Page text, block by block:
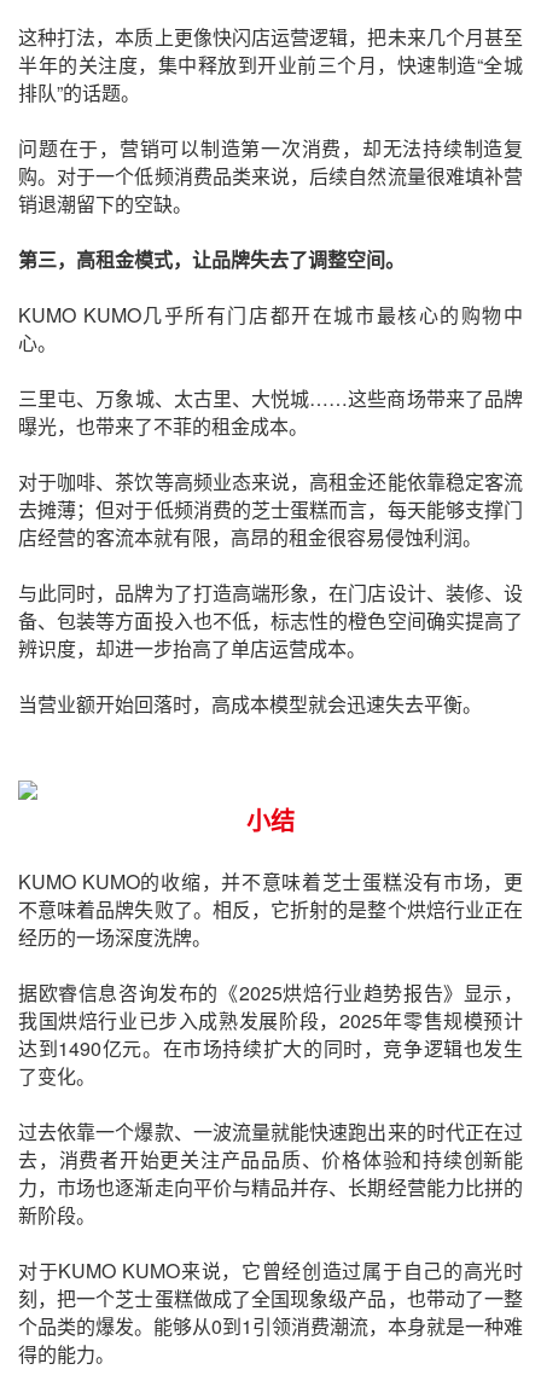
这种打法，本质上更像快闪店运营逻辑，把未来几个月甚至
半年的关注度，集中释放到开业前三个月，快速制造“全城
排队”的话题。
问题在于，营销可以制造第一次消费，却无法持续制造复
购。对于一个低频消费品类来说，后续自然流量很难填补营
销退潮留下的空缺。
第三，高租金模式，让品牌失去了调整空间。
KUMO KUMO几乎所有门店都开在城市最核心的购物中
心。
三里屯、万象城、太古里、大悦城……这些商场带来了品牌
曝光，也带来了不菲的租金成本。
对于咖啡、茶饮等高频业态来说，高租金还能依靠稳定客流
去摊薄；但对于低频消费的芝士蛋糕而言，每天能够支撑门
店经营的客流本就有限，高昂的租金很容易侵蚀利润。
与此同时，品牌为了打造高端形象，在门店设计、装修、设
备、包装等方面投入也不低，标志性的橙色空间确实提高了
辨识度，却进一步抬高了单店运营成本。
当营业额开始回落时，高成本模型就会迅速失去平衡。
小结
KUMO KUMO的收缩，并不意味着芝士蛋糕没有市场，更
不意味着品牌失败了。相反，它折射的是整个烘焙行业正在
经历的一场深度洗牌。
据欧睿信息咨询发布的《2025烘焙行业趋势报告》显示，
我国烘焙行业已步入成熟发展阶段，2025年零售规模预计
达到1490亿元。在市场持续扩大的同时，竞争逻辑也发生
了变化。
过去依靠一个爆款、一波流量就能快速跑出来的时代正在过
去，消费者开始更关注产品品质、价格体验和持续创新能
力，市场也逐渐走向平价与精品并存、长期经营能力比拼的
新阶段。
对于KUMO KUMO来说，它曾经创造过属于自己的高光时
刻，把一个芝士蛋糕做成了全国现象级产品，也带动了一整
个品类的爆发。能够从0到1引领消费潮流，本身就是一种难
得的能力。